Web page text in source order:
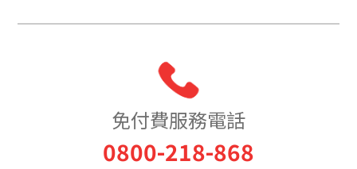
免付費服務電話
0800-218-868